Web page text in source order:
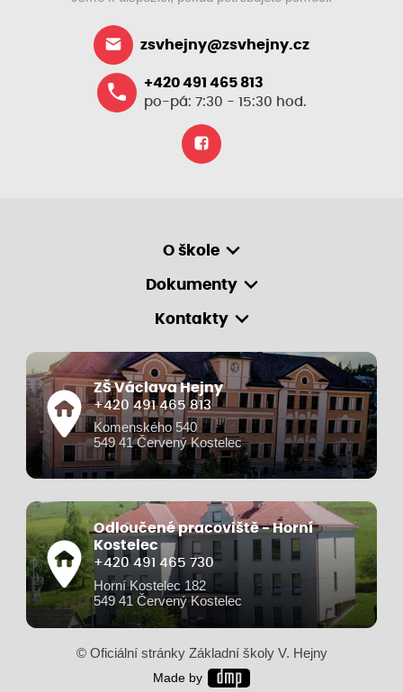
zsvhejny@zsvhejny.cz
+420 491 465 813
po-pá: 7:30 - 15:30 hod.
O škole
Dokumenty
Kontakty
ZŠ Václava Hejny
+420 491 465 813
Komenského 540
549 41 Červený Kostelec
Odloučené pracoviště - Horní
Kostelec
+420 491 465 730
Horní Kostelec 182
549 41 Červený Kostelec
© Oficiální stránky Základní školy V. Hejny
Made by